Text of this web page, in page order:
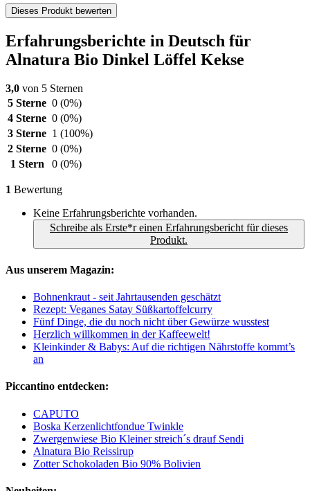
Dieses Produkt bewerten
Erfahrungsberichte in Deutsch für
Alnatura Bio Dinkel Löffel Kekse
3,0 von 5 Sternen
5 Sterne 0 (0%)
4 Sterne 0 (0%)
3 Sterne 1 (100%)
2 Sterne 0 (0%)
1 Stern
0 (0%)
1 Bewertung
Keine Erfahrungsberichte vorhanden.
Schreibe als Erste*r einen Erfahrungsbericht für dieses
Produkt.
Aus unserem Magazin:
Bohnenkraut - seit Jahrtausenden geschätzt
Rezept: Veganes Satay Süßkartoffelcurry
Fünf Dinge, die du noch nicht über Gewürze wusstest
Herzlich willkommen in der Kaffeewelt!
Kleinkinder & Babys: Auf die richtigen Nährstoffe kommt’s
an
Piccantino entdecken:
CAPUTO
Boska Kerzenlichtfondue Twinkle
Zwergenwiese Bio Kleiner streich´s drauf Sendi
Alnatura Bio Reissirup
Zotter Schokoladen Bio 90% Bolivien